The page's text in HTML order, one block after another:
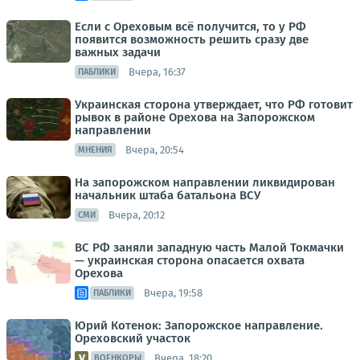
Если с Ореховым всё получится, то у РФ
появится возможность решить сразу две
важных задачи
ПАБЛИКИ Вчера, 16:37
Украинская сторона утверждает, что РФ готовит
рывок в районе Орехова на Запорожском
направлении
МНЕНИЯ Вчера, 20:54
На запорожском направлении ликвидирован
начальник штаба батальона ВСУ
СМИ Вчера, 20:12
ВС РФ заняли западную часть Малой Токмачки
— украинская сторона опасается охвата
Орехова
ПАБЛИКИ Вчера, 19:58
Юрий Котенок: Запорожское направление.
Ореховский участок
Вчера, 18:20